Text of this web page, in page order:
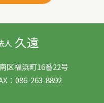
区福浜町16番22号
：086-263-8892